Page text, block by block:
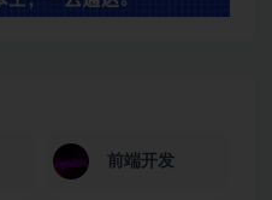
前端开发